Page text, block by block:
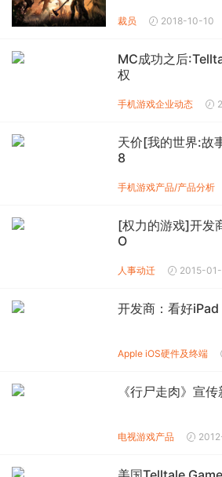
裁员 2018-10-10
MC成功之后
权
手机游戏企业动态
天价[我的世界:故
8
手机游戏产品/产品分析
[权力的游戏]开发
O
人事动迁 2015-
开发商：看好
Apple iOS硬件及终端
《行尸走肉》宣
电视游戏产品